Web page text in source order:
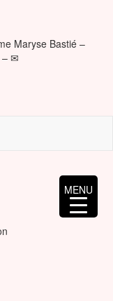
Maryse Bastié –
– ✉
MENU